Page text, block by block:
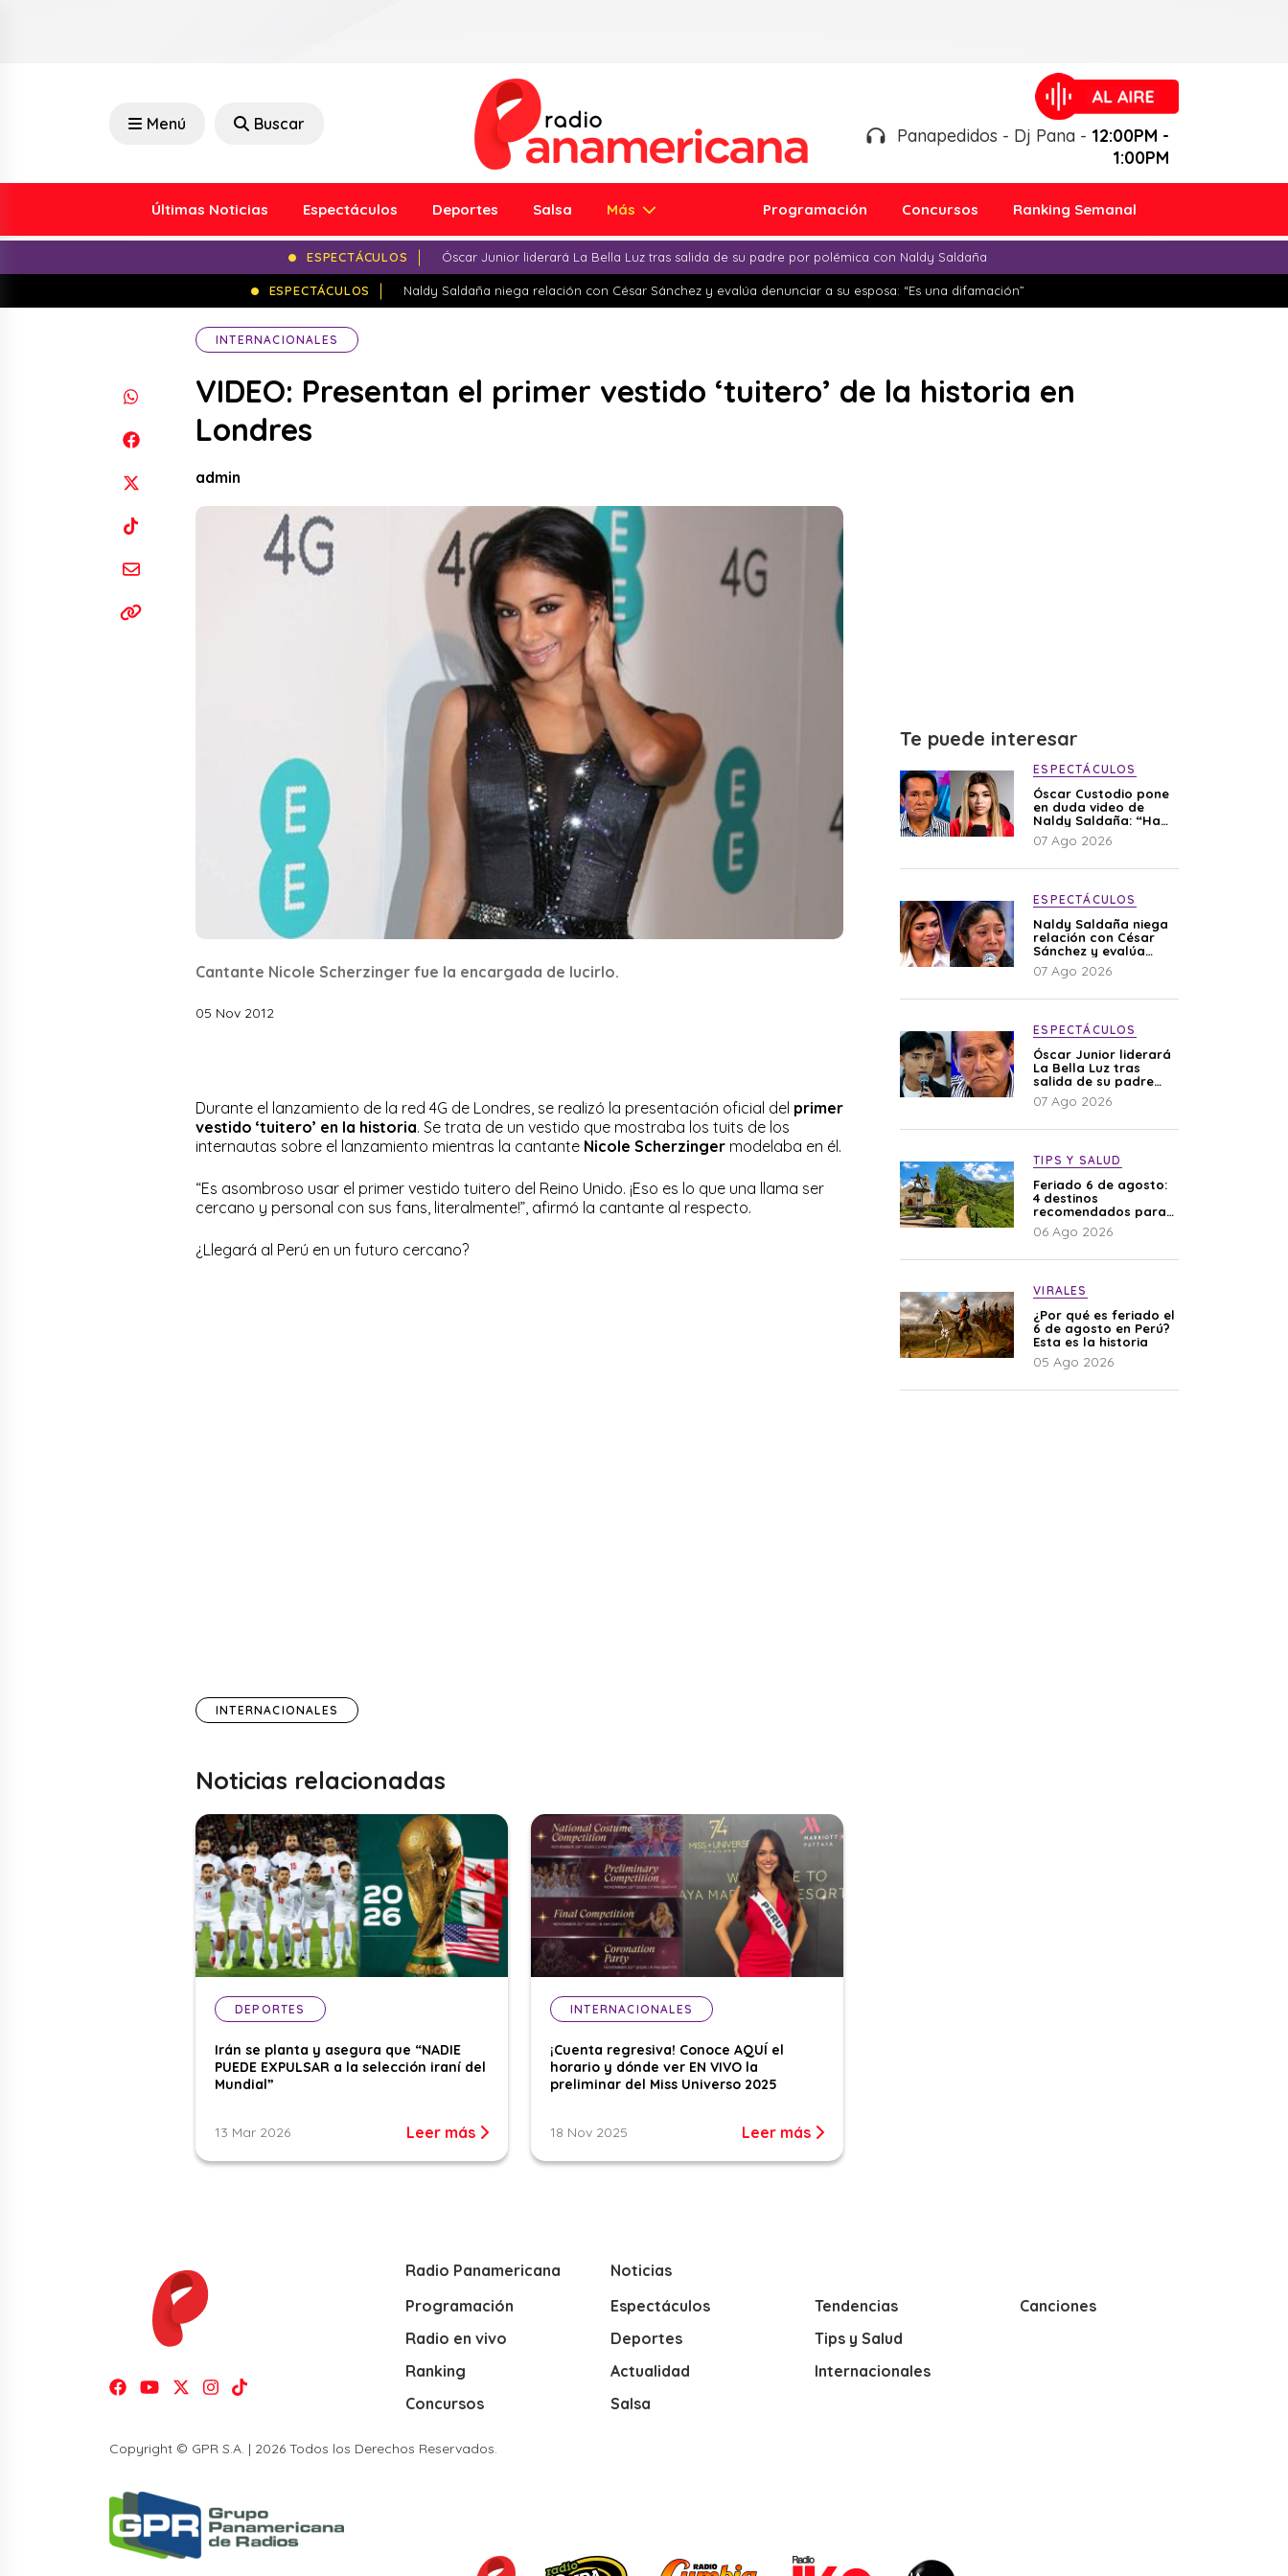
Menú Buscar
Panapedidos - Dj Pana - 12:00PM -
1:00PM
Últimas Noticias Espectáculos Deportes Salsa Más Programación Concursos Ranking Semanal
ESPECTÁCULOS Óscar Junior liderará La Bella Luz tras salida de su padre por polémica con Naldy Saldaña
ESPECTÁCULOS Naldy Saldaña niega relación con César Sánchez y evalúa denunciar a su esposa: “Es una difamación”
INTERNACIONALES
VIDEO: Presentan el primer vestido ‘tuitero’ de la historia en
Londres
admin
Cantante Nicole Scherzinger fue la encargada de lucirlo.
05 Nov 2012
Durante el lanzamiento de la red 4G de Londres, se realizó la presentación oficial del primer
vestido ‘tuitero’ en la historia. Se trata de un vestido que mostraba los tuits de los
internautas sobre el lanzamiento mientras la cantante Nicole Scherzinger modelaba en él.
“Es asombroso usar el primer vestido tuitero del Reino Unido. ¡Eso es lo que una llama ser
cercano y personal con sus fans, literalmente!”, afirmó la cantante al respecto.
¿Llegará al Perú en un futuro cercano?
INTERNACIONALES
Noticias relacionadas
DEPORTES
Irán se planta y asegura que “NADIE
PUEDE EXPULSAR a la selección iraní del
Mundial”
13 Mar 2026 Leer más
INTERNACIONALES
¡Cuenta regresiva! Conoce AQUÍ el
horario y dónde ver EN VIVO la
preliminar del Miss Universo 2025
18 Nov 2025 Leer más
Te puede interesar
ESPECTÁCULOS
Óscar Custodio pone
en duda video de
Naldy Saldaña: “Hay
cosas que de repente
se han editado”
07 Ago 2026
ESPECTÁCULOS
Naldy Saldaña niega
relación con César
Sánchez y evalúa
denunciar a su
esposa: “Es una
07 Ago 2026
ESPECTÁCULOS
Óscar Junior liderará
La Bella Luz tras
salida de su padre
por polémica con
Naldy Saldaña
07 Ago 2026
TIPS Y SALUD
Feriado 6 de agosto:
4 destinos
recomendados para
disfrutar el descanso
06 Ago 2026
VIRALES
¿Por qué es feriado el
6 de agosto en Perú?
Esta es la historia
05 Ago 2026
Radio Panamericana
Programación
Radio en vivo
Ranking
Concursos
Noticias
Espectáculos
Deportes
Actualidad
Salsa
Tendencias
Tips y Salud
Internacionales
Canciones
Copyright © GPR S.A. | 2026 Todos los Derechos Reservados.